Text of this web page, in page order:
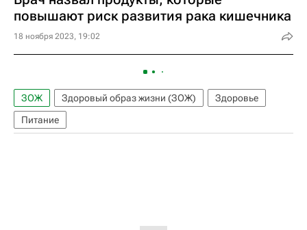
повышают риск развития рака кишечника
18 ноября 2023, 19:02
ЗОЖ Здоровый образ жизни (ЗОЖ)
Здоровье
Питание